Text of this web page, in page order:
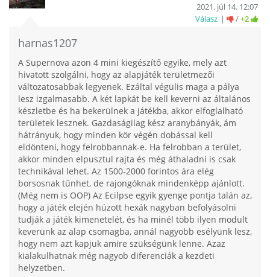
harnas1207
2021. júl 14. 12:07
Válasz
/+2
A Supernova azon 4 mini kiegészítő egyike, mely azt
hivatott szolgálni, hogy az alapjáték területmezői
változatosabbak legyenek. Ezáltal végülis maga a pálya
lesz izgalmasabb. A két lapkát be kell keverni az általános
készletbe és ha bekerülnek a játékba, akkor elfoglalható
területek lesznek. Gazdaságilag kész aranybányák, ám
hátrányuk, hogy minden kör végén dobással kell
eldönteni, hogy felrobbannak-e. Ha felrobban a terület,
akkor minden elpusztul rajta és még áthaladni is csak
technikával lehet. Az 1500-2000 forintos ára elég
borsosnak tűnhet, de rajongóknak mindenképp ajánlott.
(Még nem is OOP) Az Ecilpse egyik gyenge pontja talán az,
hogy a játék elején húzott hexák nagyban befolyásolni
tudják a játék kimenetelét, és ha minél több ilyen modult
keverünk az alap csomagba, annál nagyobb esélyünk lesz,
hogy nem azt kapjuk amire szükségünk lenne. Azaz
kialakulhatnak még nagyob diferenciák a kezdeti
helyzetben.